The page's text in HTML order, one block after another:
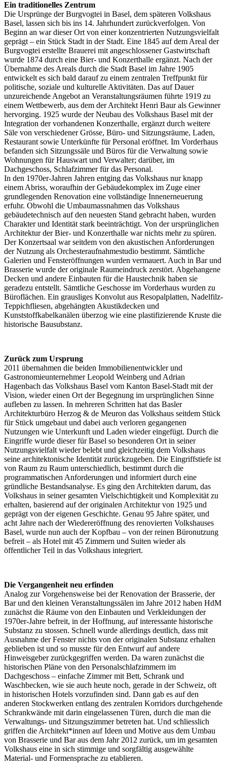
Ein traditionelles Zentrum
Die Ursprünge der Burgvogtei in Basel, dem späteren Volkshaus
Basel, lassen sich bis ins 14. Jahrhundert zurückverfolgen. Von
Beginn an war dieser Ort von einer konzentrierten Nutzungsvielfalt
geprägt – ein Stück Stadt in der Stadt. Eine 1845 auf dem Areal der
Burgvogtei erstellte Brauerei mit angeschlossener Gastwirtschaft
wurde 1874 durch eine Bier- und Konzerthalle ergänzt. Nach der
Übernahme des Areals durch die Stadt Basel im Jahre 1905
entwickelt es sich bald darauf zu einem zentralen Treffpunkt für
politische, soziale und kulturelle Aktivitäten. Das auf Dauer
unzureichende Angebot an Veranstaltungsräumen führte 1919 zu
einem Wettbewerb, aus dem der Architekt Henri Baur als Gewinner
hervorging. 1925 wurde der Neubau des Volkshaus Basel mit der
Integration der vorhandenen Konzerthalle, ergänzt durch weitere
Säle von verschiedener Grösse, Büro- und Sitzungsräume, Laden,
Restaurant sowie Unterkünfte für Personal eröffnet. Im Vorderhaus
befanden sich Sitzungssäle und Büros für die Verwaltung sowie
Wohnungen für Hauswart und Verwalter; darüber, im
Dachgeschoss, Schlafzimmer für das Personal.
In den 1970er-Jahren Jahren entging das Volkshaus nur knapp
einem Abriss, woraufhin der Gebäudekomplex im Zuge einer
grundlegenden Renovation eine vollständige Innenerneuerung
erfuhr. Obwohl die Umbaumassnahmen das Volkshaus
gebäudetechnisch auf den neuesten Stand gebracht haben, wurden
Charakter und Identität stark beeinträchtigt. Von der ursprünglichen
Architektur der Bier- und Konzerthalle war nichts mehr zu spüren.
Der Konzertsaal war seitdem von den akustischen Anforderungen
der Nutzung als Orchesteraufnahmestudio bestimmt. Sämtliche
Galerien und Fensteröffnungen wurden vermauert. Auch in Bar und
Brasserie wurde der originale Raumeindruck zerstört. Abgehangene
Decken und andere Einbauten für die Haustechnik haben sie
geradezu entstellt. Sämtliche Geschosse im Vorderhaus wurden zu
Büroflächen. Ein grausliges Konvolut aus Resopalplatten, Nadelfilz-
Teppichfliesen, abgehängten Akustikdecken und
Kunststoffkabelkanälen überzog wie eine plastifizierende Kruste die
historische Bausubstanz.
Zurück zum Ursprung
2011 übernahmen die beiden Immobilienentwickler und
Gastronomieunternehmer Leopold Weinberg und Adrian
Hagenbach das Volkshaus Basel vom Kanton Basel-Stadt mit der
Vision, wieder einen Ort der Begegnung im ursprünglichen Sinne
aufleben zu lassen. In mehreren Schritten hat das Basler
Architekturbüro Herzog & de Meuron das Volkshaus seitdem Stück
für Stück umgebaut und dabei auch verloren gegangenen
Nutzungen wie Unterkunft und Laden wieder eingefügt. Durch die
Eingriffe wurde dieser für Basel so besonderen Ort in seiner
Nutzungsvielfalt wieder belebt und gleichzeitig dem Volkshaus
seine architektonische Identität zurückzugeben. Die Eingriffstiefe ist
von Raum zu Raum unterschiedlich, bestimmt durch die
programmatischen Anforderungen und informiert durch eine
gründliche Bestandsanalyse. Es ging den Architekten darum, das
Volkshaus in seiner gesamten Vielschichtigkeit und Komplexität zu
erhalten, basierend auf der originalen Architektur von 1925 und
geprägt von der eigenen Geschichte. Genau 95 Jahre später, und
acht Jahre nach der Wiedereröffnung des renovierten Volkshauses
Basel, wurde nun auch der Kopfbau – von der reinen Büronutzung
befreit – als Hotel mit 45 Zimmern und Suiten wieder als
öffentlicher Teil in das Volkshaus integriert.
Die Vergangenheit neu erfinden
Analog zur Vorgehensweise bei der Renovation der Brasserie, der
Bar und den kleinen Veranstaltungssälen im Jahre 2012 haben HdM
zunächst die Räume von den Einbauten und Verkleidungen der
1970er-Jahre befreit, in der Hoffnung, auf interessante historische
Substanz zu stossen. Schnell wurde allerdings deutlich, dass mit
Ausnahme der Fenster nichts von der originalen Substanz erhalten
geblieben ist und so musste für den Entwurf auf andere
Hinweisgeber zurückgegriffen werden. Da waren zunächst die
historischen Pläne von den Personalschlafzimmern im
Dachgeschoss – einfache Zimmer mit Bett, Schrank und
Waschbecken, wie sie auch heute noch, gerade in der Schweiz, oft
in historischen Hotels vorzufinden sind. Dann gab es auf den
anderen Stockwerken entlang des zentralen Korridors durchgehende
Schrankwände mit darin eingelassenen Türen, durch die man die
Verwaltungs- und Sitzungszimmer betreten hat. Und schliesslich
griffen die Architekt*innen auf Ideen und Motive aus dem Umbau
von Brasserie und Bar aus dem Jahr 2012 zurück, um im gesamten
Volkshaus eine in sich stimmige und sorgfältig ausgewählte
Material- und Formensprache zu etablieren.